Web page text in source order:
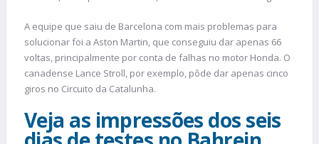
A equipe que saiu de Barcelona com mais problemas para
solucionar foi a Aston Martin, que conseguiu dar apenas 66
voltas, principalmente por conta de falhas no motor Honda. O
canadense Lance Stroll, por exemplo, pôde dar apenas cinco
giros no Circuito da Catalunha.
Veja as impressões dos seis